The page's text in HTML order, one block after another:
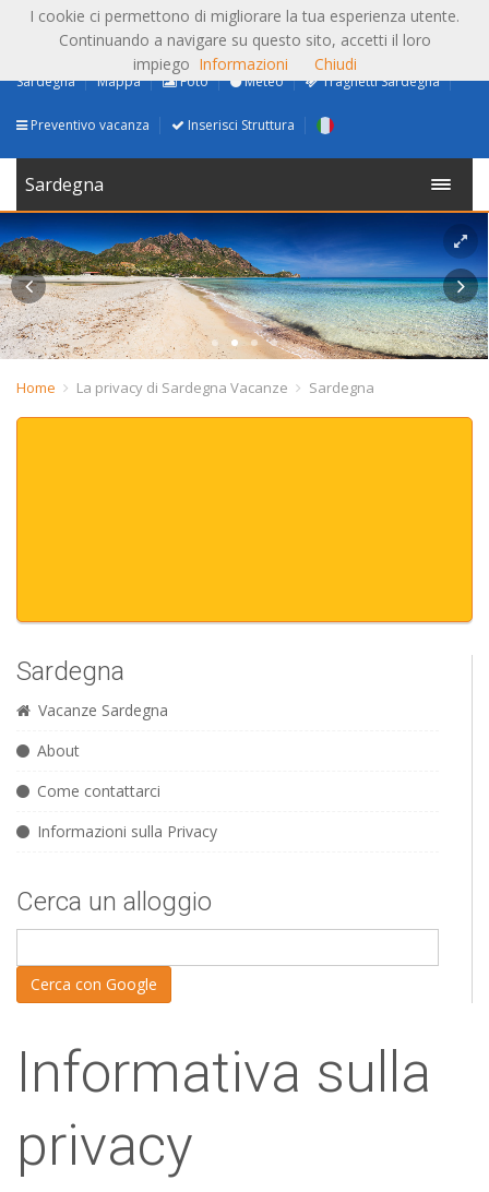
Sardegna Mappa Foto Meteo Traghetti Sardegna
Preventivo vacanza Inserisci Struttura
Sardegna
Home La privacy di Sardegna Vacanze Sardegna
Sardegna
Vacanze Sardegna
About
Come contattarci
Informazioni sulla Privacy
Cerca un alloggio
Informativa sulla
privacy
I cookie ci permettono di migliorare la tua esperienza utente.
Continuando a navigare su questo sito, accetti il loro
impiego Informazioni Chiudi